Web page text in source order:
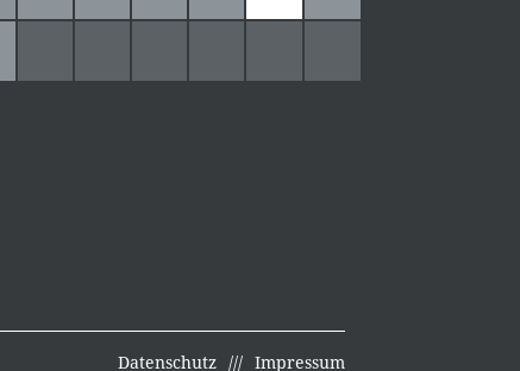
Datenschutz Impressum